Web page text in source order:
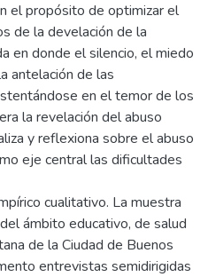
el propósito de optimizar el
de la develación de la
en donde el silencio, el miedo
antelación de las
en el temor de los
la revelación del abuso
y reflexiona sobre el abuso
eje central las dificultades
cualitativo. La muestra
ámbito educativo, de salud
de la Ciudad de Buenos
entrevistas semidirigidas